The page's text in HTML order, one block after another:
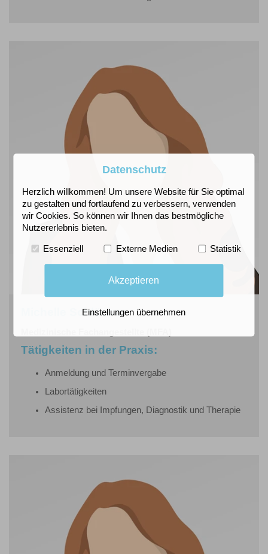
Michelle Schlösser
Tätigkeiten in der Praxis:
Anmeldung und Terminvergabe
Labortätigkeiten
Assistenz bei Impfungen, Diagnostik und Therapie
Datenschutz
Herzlich willkommen! Um unsere Website für Sie optimal
zu gestalten und fortlaufend zu verbessern, verwenden
wir Cookies. So können wir Ihnen das bestmögliche
Nutzererlebnis bieten.
Essenziell Externe Medien Statistik
Akzeptieren
Einstellungen übernehmen